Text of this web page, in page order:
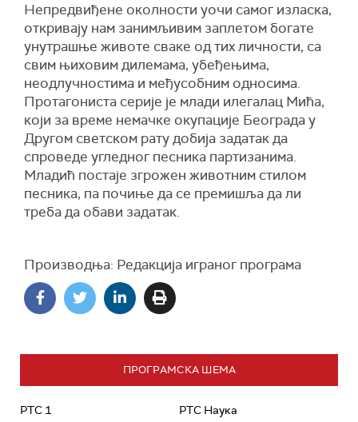
Непредвиђене околности уочи самог изласка,
откривају нам занимљивим заплетом богате
унутрашње животе сваке одтихличности, са
свим њиховим дилемама, убеђењима,
неодлучностима и међусобним односима.
Протагониста серије је млади илегалац Мића,
који за време немачке окупације Београда у
Другом светском рату добија задатакда
спроведе угледног песника партизанима.
Младић постаје згрожен животним стилом
песника, па почиње да се премишља да ли
треба да обави задатак.
Производња: Редакција играног програма
ПРОГРАМСКА ШЕМА
РТС 1 РТС Наука